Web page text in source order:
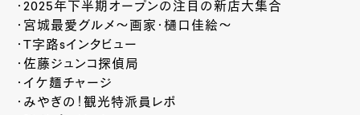
・2025年下半期オープンの注目の新店大集合
・宮城最愛グルメ～画家・樋口佳絵～
・T字路sインタビュー
・佐藤ジュンコ探偵局
・イケ麺チャージ
・みやぎの！観光特派員レポ